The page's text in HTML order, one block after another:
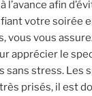
l’avance afin
votre soirée
vous vous
apprécier le
sans stress. Les
prisés, il est